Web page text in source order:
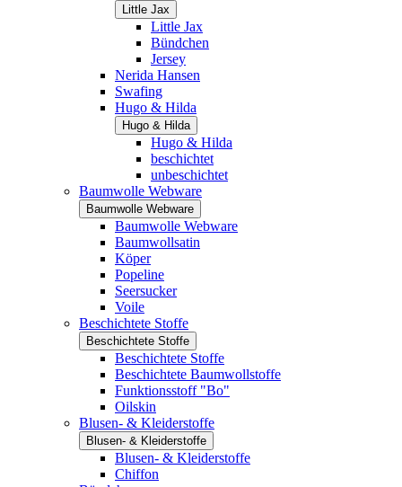
Little Jax
Little Jax
Bündchen
Jersey
Nerida Hansen
Swafing
Hugo & Hilda
Hugo & Hilda
Hugo & Hilda
beschichtet
unbeschichtet
Baumwolle Webware
Baumwolle Webware
Baumwolle Webware
Baumwollsatin
Köper
Popeline
Seersucker
Voile
Beschichtete Stoffe
Beschichtete Stoffe
Beschichtete Stoffe
Beschichtete Baumwollstoffe
Funktionsstoff "Bo"
Oilskin
Blusen- & Kleiderstoffe
Blusen- & Kleiderstoffe
Blusen- & Kleiderstoffe
Chiffon